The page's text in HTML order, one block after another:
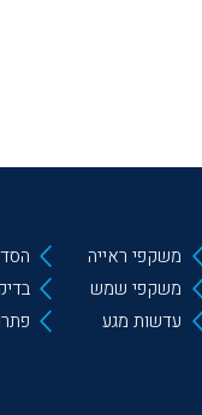
משקפי ראייה
משקפי שמש
עדשות מגע